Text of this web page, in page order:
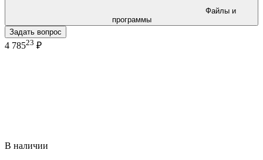
программы
Задать вопрос
4 78523 ₽
В наличии